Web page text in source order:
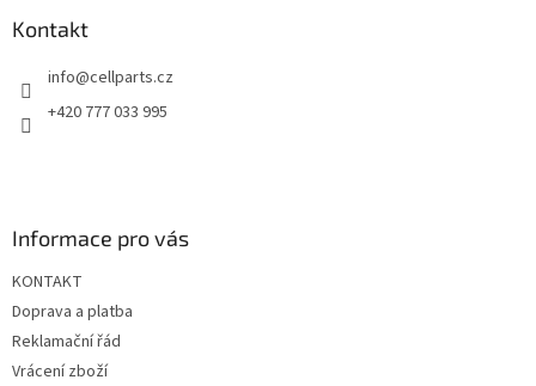
Kontakt
info@cellparts.cz
+420 777 033 995
Informace pro vás
KONTAKT
Doprava a platba
Reklamační řád
Vrácení zboží